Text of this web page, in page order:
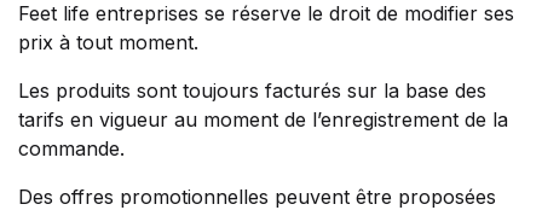
Feet life entreprises se réserve le droit de modifier ses
prix à tout moment.
Les produits sont toujours facturés sur la base des
tarifs en vigueur au moment de l’enregistrement de la
commande.
Des offres promotionnelles peuvent être proposées